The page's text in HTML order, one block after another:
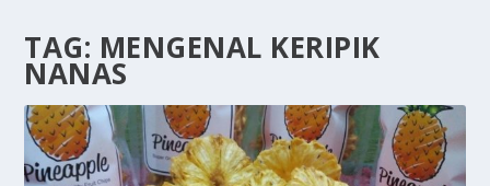
TAG: MENGENAL KERIPIK
NANAS